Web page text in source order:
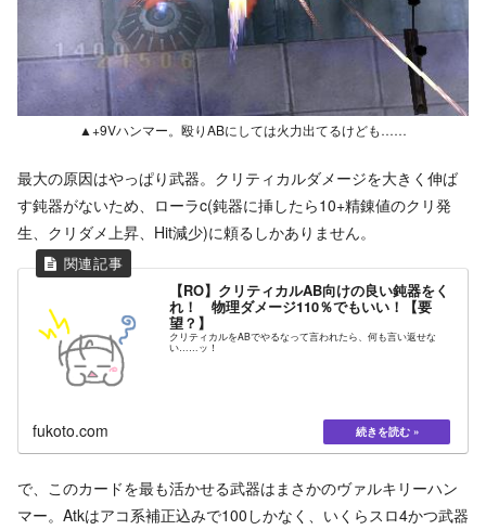
▲+9Vハンマー。殴りABにしては火力出てるけども……
最大の原因はやっぱり武器。クリティカルダメージを大きく伸ば
す鈍器がないため、ローラc(鈍器に挿したら10+精錬値のクリ発
生、クリダメ上昇、Hit減少)に頼るしかありません。
【RO】クリティカルAB向けの良い鈍器をく
れ！ 物理ダメージ110％でもいい！【要
望？】
クリティカルをABでやるなって言われたら、何も言い返せな
い……ッ！
fukoto.com
で、このカードを最も活かせる武器はまさかのヴァルキリーハン
マー。Atkはアコ系補正込みで100しかなく、いくらスロ4かつ武器